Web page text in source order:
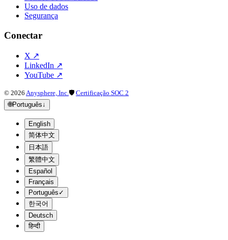
Uso de dados
Segurança
Conectar
X ↗
LinkedIn ↗
YouTube ↗
© 2026 Anysphere, Inc. 🛡 Certificação SOC 2
🌐Português↓
English
简体中文
日本語
繁體中文
Español
Français
Português ✓
한국어
Deutsch
हिन्दी